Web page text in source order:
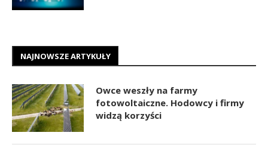
NAJNOWSZE ARTYKUŁY
Owce weszły na farmy
fotowoltaiczne. Hodowcy i firmy
widzą korzyści